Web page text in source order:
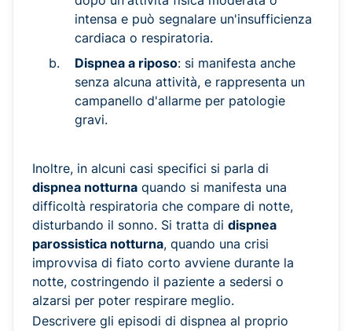
intensa e può segnalare un'insufficienza
cardiaca o respiratoria.
Dispnea a riposo: si manifesta anche
senza alcuna attività, e rappresenta un
campanello d'allarme per patologie
gravi.
Inoltre, in alcuni casi specifici si parla di
dispnea notturna quando si manifesta una
difficoltà respiratoria che compare di notte,
disturbando il sonno. Si tratta di dispnea
parossistica notturna, quando una crisi
improvvisa di fiato corto avviene durante la
notte, costringendo il paziente a sedersi o
alzarsi per poter respirare meglio.
Descrivere gli episodi di dispnea al proprio